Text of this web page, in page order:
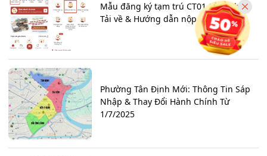
Mẫu đăng ký tạm trú CT01 (Mới nhất):
Tải về & Hướng dẫn nộp Online
Phường Tân Định Mới: Thông Tin Sáp
Nhập & Thay Đổi Hành Chính Từ
1/7/2025